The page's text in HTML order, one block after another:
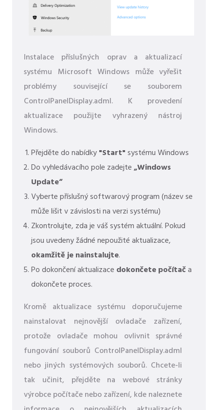
Instalace příslušných oprav a aktualizací
systému Microsoft Windows může vyřešit
problémy související se souborem
ControlPanelDisplay.adml. K provedení
aktualizace použijte vyhrazený nástroj
Windows.
Přejděte do nabídky"Start"systému Windows
Do vyhledávacího pole zadejte„Windows
Update“
Vyberte příslušný softwarový program (název se
může lišit v závislosti na verzi systému)
Zkontrolujte, zda je váš systém aktuální. Pokud
jsou uvedeny žádné nepoužité aktualizace,
okamžitě je nainstalujte.
Po dokončení aktualizace dokončete počítača
dokončete proces.
Kromě aktualizace systému doporučujeme
nainstalovat nejnovější ovladače zařízení,
protože ovladače mohou ovlivnit správné
fungování souborů ControlPanelDisplay.adml
nebo jiných systémových souborů. Chcete-li
tak učinit, přejděte na webové stránky
výrobce počítače nebo zařízení, kde naleznete